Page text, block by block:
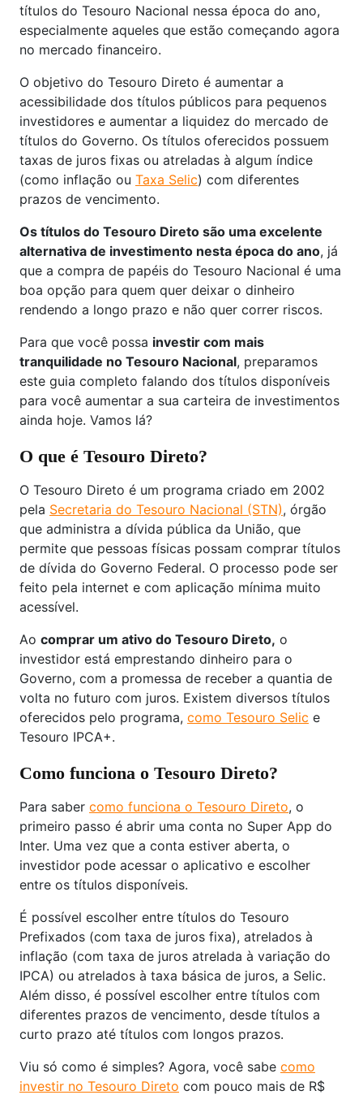
títulos do Tesouro Nacional nessa época do ano,
especialmente aqueles que estão começando agora
no mercado financeiro.
O objetivo do Tesouro Direto é aumentar a
acessibilidade dos títulos públicos para pequenos
investidores e aumentar a liquidez do mercado de
títulos do Governo. Os títulos oferecidos possuem
taxas de juros fixas ou atreladas à algum índice
(como inflação ou Taxa Selic) com diferentes
prazos de vencimento.
Os títulos do Tesouro Direto são uma excelente
alternativa de investimento nesta época do ano, já
que a compra de papéis do Tesouro Nacional é uma
boa opção para quem quer deixar o dinheiro
rendendo a longo prazo e não quer correr riscos.
Para que você possa investir com mais
tranquilidade no Tesouro Nacional, preparamos
este guia completo falando dos títulos disponíveis
para você aumentar a sua carteira de investimentos
ainda hoje. Vamos lá?
O que é Tesouro Direto?
O Tesouro Direto é um programa criado em 2002
pela Secretaria do Tesouro Nacional (STN), órgão
que administra a dívida pública da União, que
permite que pessoas físicas possam comprar títulos
de dívida do Governo Federal. O processo pode ser
feito pela internet e com aplicação mínima muito
acessível.
Ao comprar um ativo do Tesouro Direto, o
investidor está emprestando dinheiro para o
Governo, com a promessa de receber a quantia de
volta no futuro com juros. Existem diversos títulos
oferecidos pelo programa, como Tesouro Selic e
Tesouro IPCA+.
Como funciona o Tesouro Direto?
Para saber como funciona o Tesouro Direto, o
primeiro passo é abrir uma conta no Super App do
Inter. Uma vez que a conta estiver aberta, o
investidor pode acessar o aplicativo e escolher
entre os títulos disponíveis.
É possível escolher entre títulos do Tesouro
Prefixados (com taxa de juros fixa), atrelados à
inflação (com taxa de juros atrelada à variação do
IPCA) ou atrelados à taxa básica de juros, a Selic.
Além disso, é possível escolher entre títulos com
diferentes prazos de vencimento, desde títulos a
curto prazo até títulos com longos prazos.
Viu só como é simples? Agora, você sabe como
investir no Tesouro Direto com pouco mais de R$